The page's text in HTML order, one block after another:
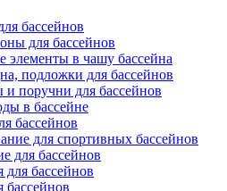
бассейнов
для бассейнов
элементы в чашу бассейна
подложки для бассейнов
поручни для бассейнов
в бассейне
бассейнов
для спортивных бассейнов
для бассейнов
бассейнов
бассейнов